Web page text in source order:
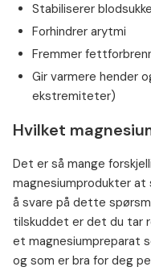
Stabiliserer
Forhindrer arytmi
Fremmer
Gir varmere hender
ekstremiteter)
Hvilket
Det er så mange
magnesiumprodukter at
å svare på dette
tilskuddet er det du tar
et magnesiumpreparat
og som er bra for deg